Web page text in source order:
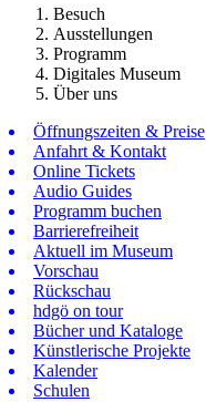
Besuch
Ausstellungen
Programm
Digitales Museum
Über uns
Öffnungszeiten & Preise
Anfahrt & Kontakt
Online Tickets
Audio Guides
Programm buchen
Barrierefreiheit
Aktuell im Museum
Vorschau
Rückschau
hdgö on tour
Bücher und Kataloge
Künstlerische Projekte
Kalender
Schulen